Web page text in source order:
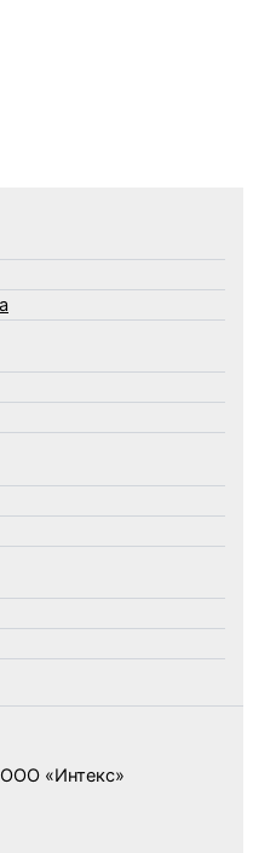
и насадки
«‎Интекс»‎